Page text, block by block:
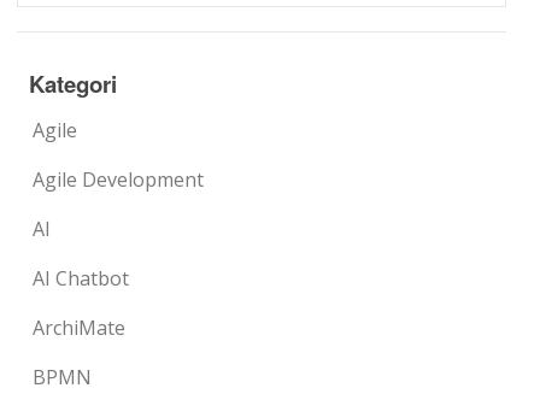
Kategori
Agile
Agile Development
AI
AI Chatbot
ArchiMate
BPMN